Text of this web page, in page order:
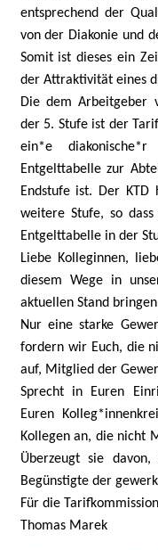
entsprechend der
von der Diakonie und
Somit ist dieses ein
der Attraktivität eines
Die dem Arbeitgeber
der 5. Stufe ist der
ein*e diakonische*r
Entgelttabelle zur
Endstufe ist. Der
weitere Stufe, so
Entgelttabelle in der
Liebe Kolleginnen,
diesem Wege in
aktuellen Stand
Nur eine starke
fordern wir Euch, die
auf, Mitglied der
Sprecht in Euren
Euren
Kollegen an, die nicht
Überzeugt sie
Begünstigte der
Für die Tarifkommission
Thomas Marek